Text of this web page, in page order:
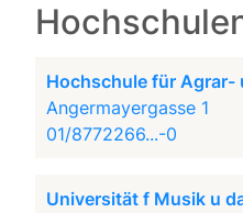
Hochschule für Agrar-
Angermayergasse 1
01/8772266...-0
Universität f Musik u